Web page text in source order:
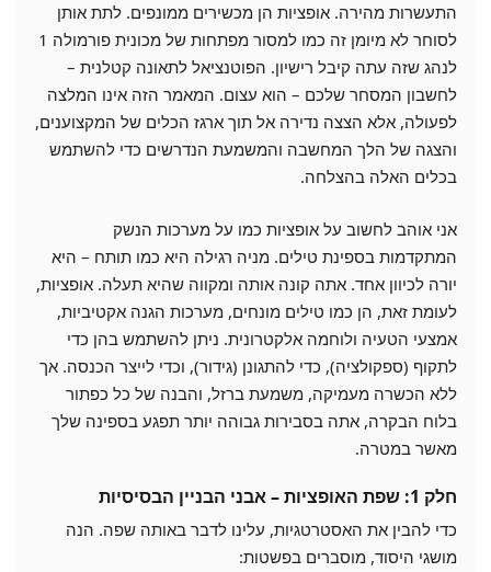
התעשרות מהירה. אופציות הן מכשירים ממונפים. לתת אותן
לסוחר לא מיומן זה כמו למסור מפתחות של מכונית פורמולה 1
לנהג שזה עתה קיבל רישיון. הפוטנציאל לתאונה קטלנית –
לחשבון המסחר שלכם – הוא עצום. המאמר הזה אינו המלצה
לפעולה, אלא הצצה נדירה אל תוך ארגז הכלים של המקצוענים,
והצגה של הלך המחשבה והמשמעת הנדרשים כדי להשתמש
בכלים האלה בהצלחה.
אני אוהב לחשוב על אופציות כמו על מערכות הנשק
המתקדמות בספינת טילים. מניה רגילה היא כמו תותח – היא
יורה לכיוון אחד. אתה קונה אותה ומקווה שהיא תעלה. אופציות,
לעומת זאת, הן כמו טילים מונחים, מערכות הגנה אקטיביות,
אמצעי הטעיה ולוחמה אלקטרונית. ניתן להשתמש בהן כדי
לתקוף (ספקולציה), כדי להתגונן (גידור), וכדי לייצר הכנסה. אך
ללא הכשרה מעמיקה, משמעת ברזל, והבנה של כל כפתור
בלוח הבקרה, אתה בסבירות גבוהה יותר תפגע בספינה שלך
מאשר במטרה.
חלק 1: שפת האופציות – אבני הבניין הבסיסיות
כדי להבין את האסטרטגיות, עלינו לדבר באותה שפה. הנה
מושגי היסוד, מוסברים בפשטות: